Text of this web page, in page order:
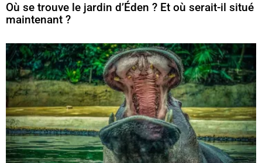
Où se trouve le jardin d’Éden ? Et où serait-il situé
maintenant ?